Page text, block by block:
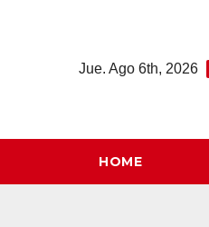
Jue. Ago 6th, 2026
HOME